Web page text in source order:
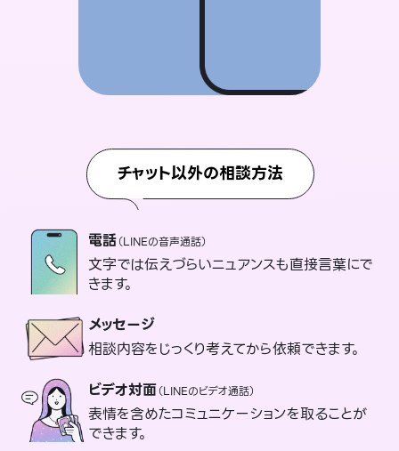
チャット以外の相談方法
電話（LINEの音声通話）
文字では伝えづらいニュアンスも直接言葉にで
きます。
メッセージ
相談内容をじっくり考えてから依頼できます。
ビデオ対面（LINEのビデオ通話）
表情を含めたコミュニケーションを取ることが
できます。